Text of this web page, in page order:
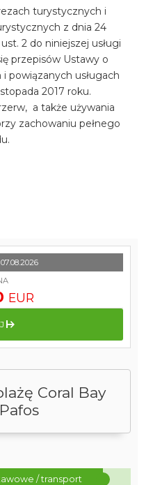
turystycznych i
z dnia 24
2 do niniejszej usługi
przepisów Ustawy o
powiązanych usługach
2017 roku.
a także używania
zachowaniu pełnego
Coral Bay
/ transport
EUR